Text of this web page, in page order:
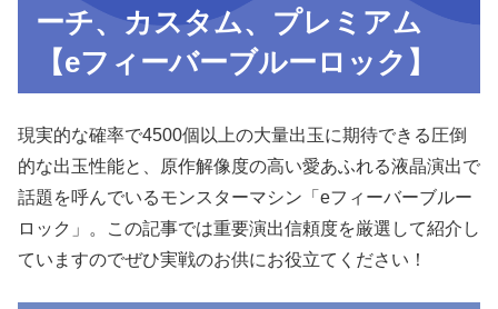
ーチ、カスタム、プレミアム
【eフィーバーブルーロック】
現実的な確率で4500個以上の大量出玉に期待できる圧倒
的な出玉性能と、原作解像度の高い愛あふれる液晶演出で
話題を呼んでいるモンスターマシン「eフィーバーブルー
ロック」。この記事では重要演出信頼度を厳選して紹介し
ていますのでぜひ実戦のお供にお役立てください！